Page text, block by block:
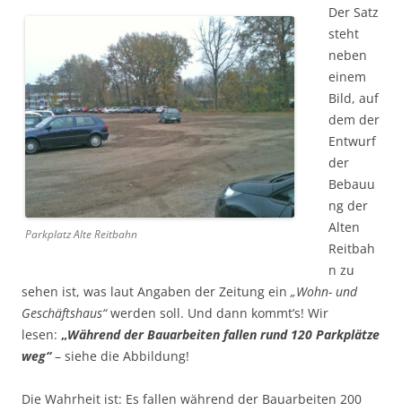
Parkplatz Alte Reitbahn
Der Satz
steht
neben
einem
Bild, auf
dem der
Entwurf
der
Bebauu
ng der
Alten
Reitbah
n zu
sehen ist, was laut Angaben der Zeitung ein „Wohn- und
Geschäftshaus“werden soll. Und dann kommt’s! Wir
lesen: „Während der Bauarbeiten fallen rund 120 Parkplätze
weg“– siehe die Abbildung!
Die Wahrheit ist: Es fallen während der Bauarbeiten 200